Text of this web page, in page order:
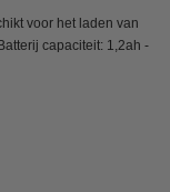
voor het laden van
capaciteit: 1,2ah -